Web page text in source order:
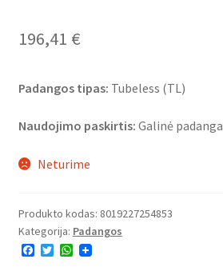
196,41 €
Padangos tipas: Tubeless (TL)
Naudojimo paskirtis: Galinė padanga
Neturime
Produkto kodas: 8019227254853
Kategorija: Padangos
F
T
W